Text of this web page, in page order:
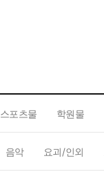
스포츠물 학원물
음악 요괴/인외